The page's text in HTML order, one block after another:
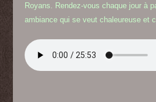
Royans. Rendez-vous chaque jour à
ambiance qui se veut chaleureuse et